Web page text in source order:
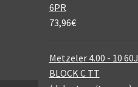
6PR
73,96€
Metzeler 4.00 - 10 60J
BLOCK C TT